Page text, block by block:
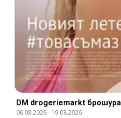
DM drogeriemarkt брошура
06.08.2026- 19.08.2026